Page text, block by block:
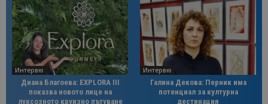
Интервю
Диана Благоева: EXPLORA III
показва новото лице на
луксозното круизно пътуване
Интервю
Галина Декова: Перник има
потенциал за културна
дестинация